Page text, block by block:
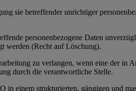
sie betreffender unrichtiger
personenbezogene Daten
werden (Recht auf Löschung).
zu verlangen, wenn eine der in
durch die verantwortliche Stelle.
einem strukturierten, gängigen und